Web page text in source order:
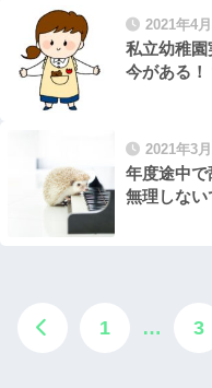
2021年4
私立幼稚
今がある！
2021年3
年度途中で
無理しない
1 … 3